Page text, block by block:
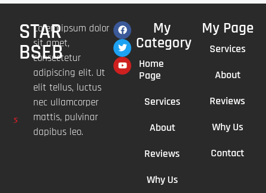
STAR
BSEB
Lorem ipsum dolor
sit amet,
consectetur
adipiscing elit. Ut
elit tellus, luctus
nec ullamcorper
mattis, pulvinar
dapibus leo.
My
Category
Home
Page
Services
About
Reviews
Why Us
My Page
Services
About
Reviews
Why Us
Contact